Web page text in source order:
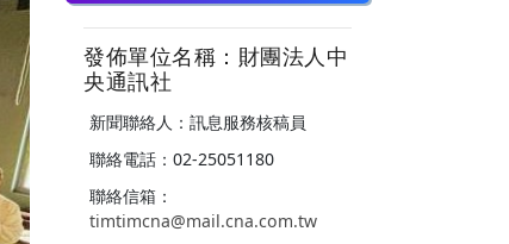
發佈單位名稱：財團法人中
央通訊社
新聞聯絡人：訊息服務核稿員
聯絡電話：02-25051180
聯絡信箱：
timtimcna@mail.cna.com.tw